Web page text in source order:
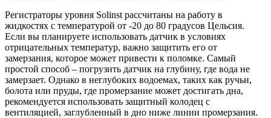
Регистраторы уровня Solinst рассчитаны на работу в
жидкостях с температурой от -20 до 80 градусов Цельсия.
Если вы планируете использовать датчик в условиях
отрицательных температур, важно защитить его от
замерзания, которое может привести к поломке. Самый
простой способ – погрузить датчик на глубину, где вода не
замерзает. Однако в неглубоких водоемах, таких как ручьи,
болота или пруды, где промерзание может достигать дна,
рекомендуется использовать защитный колодец с
вентиляцией, заглубленный в дно ниже линии промерзания.